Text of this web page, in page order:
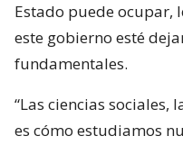
Estado puede ocupar,
este gobierno esté
fundamentales.
“Las ciencias
es cómo estudiamos